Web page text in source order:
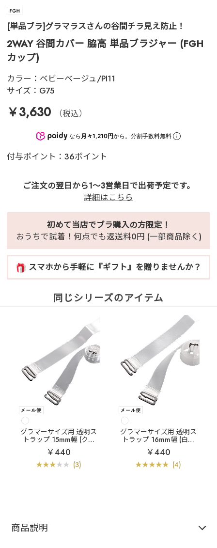
[単品ブラ]グラマラスさんの谷間チラ見え防止！
2WAY 谷間カバー 脇高 単品ブラジャー (FGH
カップ)
カラー： ベビーベージュ/PI11
サイズ： G75
￥3,630 （税込）
なら 月々1,210円から。分割手数料無料
付与ポイント：36ポイント
ご注文の翌日から1～3営業日で出荷予定です。
詳細はこちら
初めて当店でブラ購入の方限定！
おうちで試着！何点でも返送料0円 (一部商品除く)
スマホから手軽に『ギフト』を贈りませんか？
同じシリーズのアイテム
グラマーサイズ用 透明ス
トラップ 15mm幅 (クリ
アタイプ)
￥440
(3)
グラマーサイズ用 透明ス
トラップ 16mm幅 (白濁
タイプ)
￥440
(4)
商品説明